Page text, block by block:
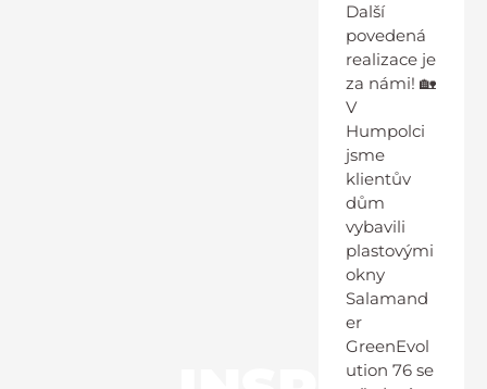
Další
povedená
realizace je
za námi! 🏡
V
Humpolci
jsme
klientův
dům
vybavili
plastovými
okny
Salamand
er
GreenEvol
ution 76 se